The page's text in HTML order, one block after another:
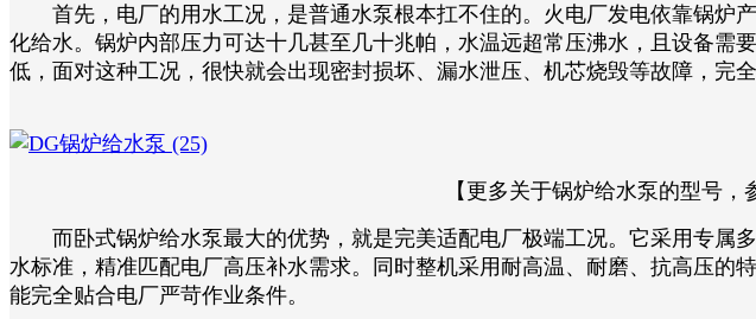
首先，电厂的用水工况，是普通水泵根本扛不住的。火电厂发电依靠锅炉
化给水。锅炉内部压力可达十几甚至几十兆帕，水温远超常压沸水，且设备需
低，面对这种工况，很快就会出现密封损坏、漏水泄压、机芯烧毁等故障，完
【更多关于锅炉给水泵的型号
而卧式锅炉给水泵最大的优势，就是完美适配电厂极端工况。它采用专属
水标准，精准匹配电厂高压补水需求。同时整机采用耐高温、耐磨、抗高压
能完全贴合电厂严苛作业条件。​